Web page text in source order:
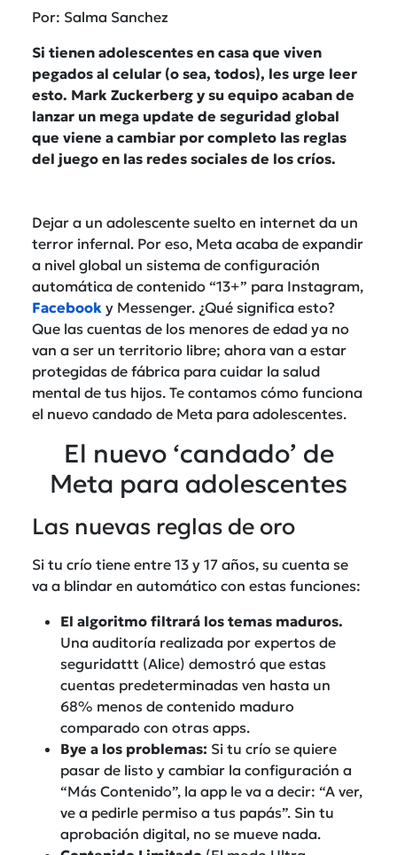
Por: Salma Sanchez
Si tienen adolescentes en casa que viven
pegados al celular (o sea, todos), les urge leer
esto. Mark Zuckerberg y su equipo acaban de
lanzar un mega update de seguridad global
que viene a cambiar por completo las reglas
del juego en las redes sociales de los críos.
Dejar a un adolescente suelto en internet da un
terror infernal. Por eso, Meta acaba de expandir
a nivel global un sistema de configuración
automática de contenido “13+” para Instagram,
Facebook y Messenger. ¿Qué significa esto?
Que las cuentas de los menores de edad ya no
van a ser un territorio libre; ahora van a estar
protegidas de fábrica para cuidar la salud
mental de tus hijos. Te contamos cómo funciona
el nuevo candado de Meta para adolescentes.
El nuevo ‘candado’ de
Meta para adolescentes
Las nuevas reglas de oro
Si tu crío tiene entre 13 y 17 años, su cuenta se
va a blindar en automático con estas funciones:
El algoritmo filtrará los temas maduros.
Una auditoría realizada por expertos de
seguridattt (Alice) demostró que estas
cuentas predeterminadas ven hasta un
68% menos de contenido maduro
comparado con otras apps.
Bye a los problemas: Si tu crío se quiere
pasar de listo y cambiar la configuración a
“Más Contenido”, la app le va a decir: “A ver,
ve a pedirle permiso a tus papás”. Sin tu
aprobación digital, no se mueve nada.